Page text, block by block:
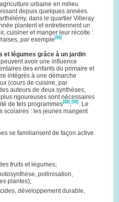
urbaine en milieu
depuis quelques années.
dans le quartier Villeray
plantent et entretiennent un
cuisiner et manger leur récolte :
par exemple [51] .
et légumes grâce à un jardin
avoir une influence
des enfants du primaire et
intégrés à une démarche
(cours de cuisine, par
auteurs de deux synthèses,
rigoureuses sont nécessaires
de tels programmes[52] ,[53] . Le
scolaires : les jeunes mangent
se familiarisent de façon active
fruits et légumes;
pollinisation,
plantes);
développement durable,